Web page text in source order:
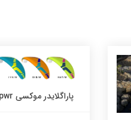
پاراگلایدر موکسی pwr